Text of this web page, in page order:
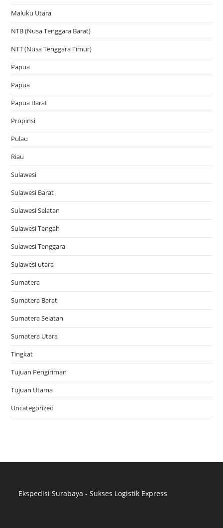
Maluku Utara
NTB (Nusa Tenggara Barat)
NTT (Nusa Tenggara Timur)
Papua
Papua
Papua Barat
Propinsi
Pulau
Riau
Sulawesi
Sulawesi Barat
Sulawesi Selatan
Sulawesi Tengah
Sulawesi Tenggara
Sulawesi utara
Sumatera
Sumatera Barat
Sumatera Selatan
Sumatera Utara
Tingkat
Tujuan Pengiriman
Tujuan Utama
Uncategorized
Ekspedisi Surabaya - Sukses Logistik Express